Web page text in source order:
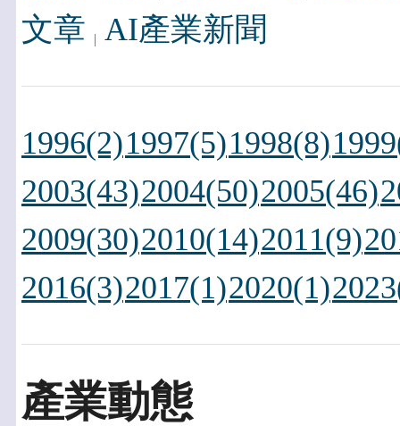
文章 AI產業新聞
1996(2)1997(5)1998(8)
2003(43)2004(50)2005(46)
2009(30)2010(14)2011(9)
2016(3)2017(1)2020(1)
產業動態